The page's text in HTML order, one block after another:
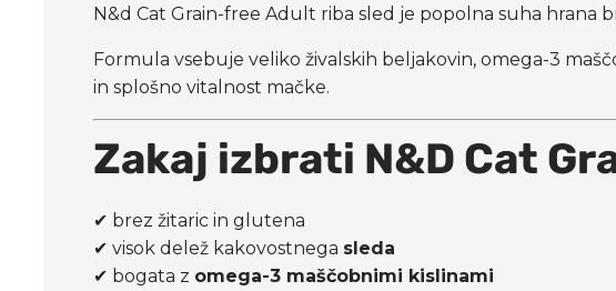
N&d Cat Grain-free Adult riba sled je popolna suha hrana
Formula vsebuje veliko živalskih beljakovin, omega-3
in splošno vitalnost mačke.
Zakaj izbrati N&D Cat
✔ brez žitaric in glutena
✔ visok delež kakovostnega sleda
✔ bogata z omega-3 maščobnimi kislinami